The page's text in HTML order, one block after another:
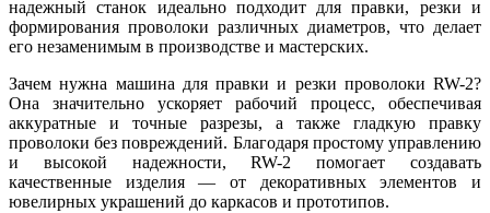
надежный станок идеально подходит для правки, резки и
формирования проволоки различных диаметров, что делает
его незаменимым в производстве и мастерских.
Зачем нужна машина для правки и резки проволоки RW-2?
Она значительно ускоряет рабочий процесс, обеспечивая
аккуратные и точные разрезы, а также гладкую правку
проволоки без повреждений. Благодаря простому управлению
и высокой надежности, RW-2 помогает создавать
качественные изделия — от декоративных элементов и
ювелирных украшений до каркасов и прототипов.